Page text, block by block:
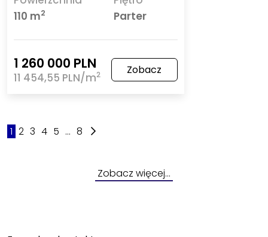
110 m2
Parter
1 260 000 PLN
11 454,55 PLN/m2 Zobacz
1 2 3 4 5 ... 8
Zobacz więcej…